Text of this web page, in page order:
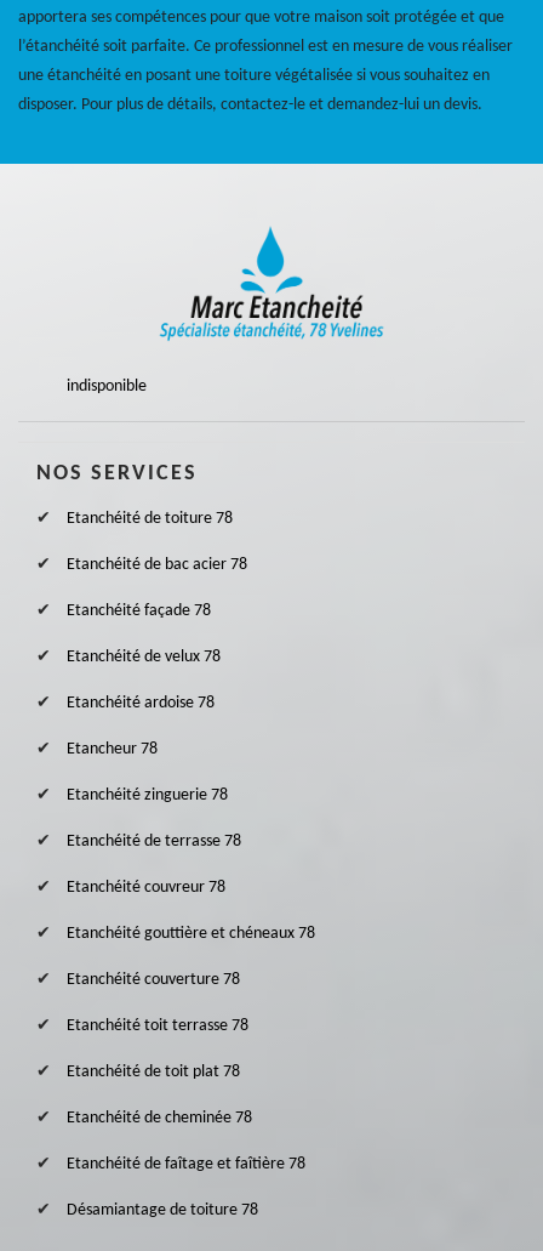
apportera ses compétences pour que votre maison soit protégée et que
l’étanchéité soit parfaite. Ce professionnel est en mesure de vous réaliser
une étanchéité en posant une toiture végétalisée si vous souhaitez en
disposer. Pour plus de détails, contactez-le et demandez-lui un devis.
indisponible
NOS SERVICES
Etanchéité de toiture 78
Etanchéité de bac acier 78
Etanchéité façade 78
Etanchéité de velux 78
Etanchéité ardoise 78
Etancheur 78
Etanchéité zinguerie 78
Etanchéité de terrasse 78
Etanchéité couvreur 78
Etanchéité gouttière et chéneaux 78
Etanchéité couverture 78
Etanchéité toit terrasse 78
Etanchéité de toit plat 78
Etanchéité de cheminée 78
Etanchéité de faîtage et faîtière 78
Désamiantage de toiture 78